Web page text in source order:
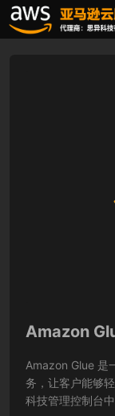
Amazon
Amazon Glue 是
务，让客户能够
科技管理控制台